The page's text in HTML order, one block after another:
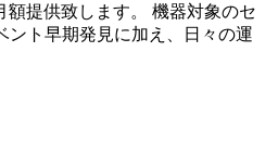
額提供致します。 機器対象のセ
ント早期発見に加え、日々の運